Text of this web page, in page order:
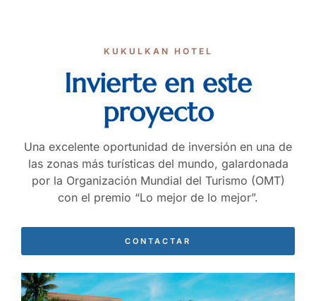
KUKULKAN HOTEL
Invierte en este
proyecto
Una excelente oportunidad de inversión en una de
las zonas más turísticas del mundo, galardonada
por la Organización Mundial del Turismo (OMT)
con el premio “Lo mejor de lo mejor”.
CONTACTAR